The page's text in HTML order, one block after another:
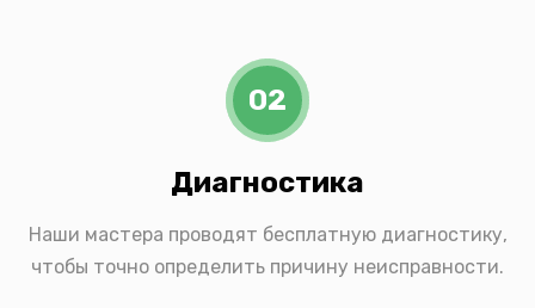
02
Диагностика
Наши мастера проводят бесплатную диагностику,
чтобы точно определить причину неисправности.